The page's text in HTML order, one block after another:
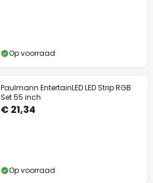
Op voorraad
Paulmann EntertainLED LED Strip RGB
Set 55 inch
€ 21,34
Op voorraad